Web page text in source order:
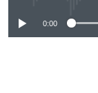
0:00